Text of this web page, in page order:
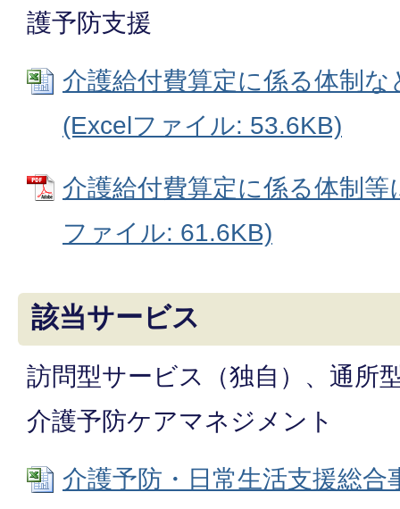
護予防支援
介護給付費算定に係る体制
(Excelファイル: 53.6KB)
介護給付費算定に係る体制
ファイル: 61.6KB)
該当サービス
訪問型サービス（独自）、通所
介護予防ケアマネジメント
介護予防・日常生活支援総合